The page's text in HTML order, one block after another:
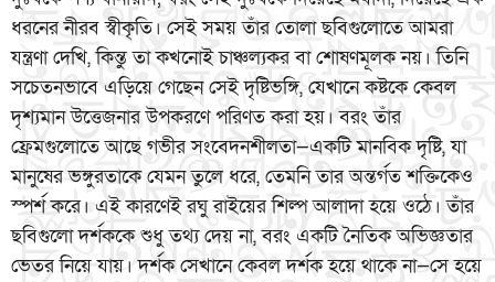
ধরনের নীরব স্বীকৃতি। সেই সময় তাঁর তোলা ছবিগুলোতে আমরা
যন্ত্রণা দেখি, কিন্তু তা কখনোই চাঞ্চল্যকর বা শোষণমূলক নয়। তিনি
সচেতনভাবে এড়িয়ে গেছেন সেই দৃষ্টিভঙ্গি, যেখানে কষ্টকে কেবল
দৃশ্যমান উত্তেজনার উপকরণে পরিণত করা হয়। বরং তাঁর
ফ্রেমগুলোতে আছে গভীর সংবেদনশীলতা—একটি মানবিক দৃষ্টি, যা
মানুষের ভঙ্গুরতাকে যেমন তুলে ধরে, তেমনি তার অন্তর্গত শক্তিকেও
স্পর্শ করে। এই কারণেই রঘু রাইয়ের শিল্প আলাদা হয়ে ওঠে। তাঁর
ছবিগুলো দর্শককে শুধু তথ্য দেয় না, বরং একটি নৈতিক অভিজ্ঞতার
ভেতর নিয়ে যায়। দর্শক সেখানে কেবল দর্শক হয়ে থাকে না—সে হয়ে